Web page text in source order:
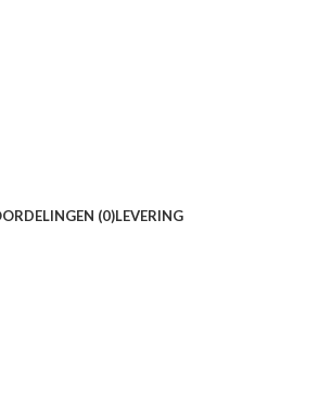
(0)LEVERING